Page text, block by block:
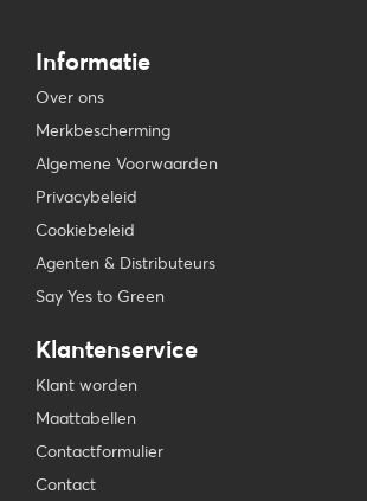
Informatie
Over ons
Merkbescherming
Algemene Voorwaarden
Privacybeleid
Cookiebeleid
Agenten & Distributeurs
Say Yes to Green
Klantenservice
Klant worden
Maattabellen
Contactformulier
Contact